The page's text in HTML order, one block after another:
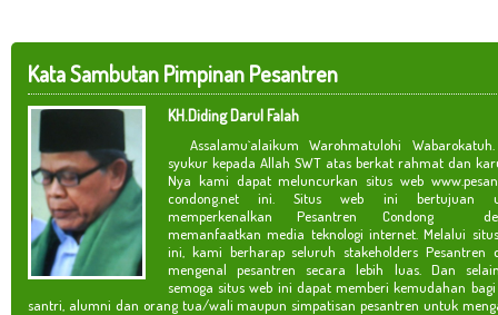
Kata Sambutan Pimpinan Pesantren
KH.Diding Darul Falah
Assalamu`alaikum Warohmatulohi
syukur kepada Allah SWT atas berkat rahmat dan
Nya kami dapat meluncurkan situs web
condong.net ini. Situs web ini bertujuan
memperkenalkan Pesantren Condong
memanfaatkan media teknologi internet. Melalui
ini, kami berharap seluruh stakeholders Pesantren
mengenal pesantren secara lebih luas. Dan
semoga situs web ini dapat memberi kemudahan
santri, alumni dan orang tua/wali maupun simpatisan pesantren untuk